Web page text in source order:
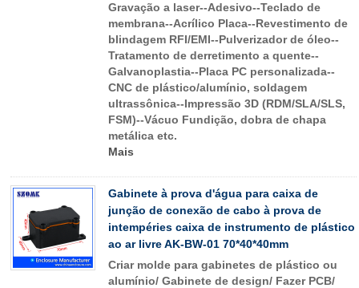
Gravação a laser--Adesivo--Teclado de
membrana--Acrílico Placa--Revestimento de
blindagem RFI/EMI--Pulverizador de óleo--
Tratamento de derretimento a quente--
Galvanoplastia--Placa PC personalizada--
CNC de plástico/alumínio, soldagem
ultrassônica--Impressão 3D (RDM/SLA/SLS,
FSM)--Vácuo Fundição, dobra de chapa
metálica etc.
Mais
Gabinete à prova d'água para caixa de
junção de conexão de cabo à prova de
intempéries caixa de instrumento de plástico
ao ar livre AK-BW-01 70*40*40mm
Criar molde para gabinetes de plástico ou
alumínio/ Gabinete de design/ Fazer PCB/